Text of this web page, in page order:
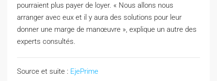
pourraient plus payer de loyer. « Nous allons nous
arranger avec eux et il y aura des solutions pour leur
donner une marge de manœuvre », explique un autre des
experts consultés.
Source et suite : EjePrime